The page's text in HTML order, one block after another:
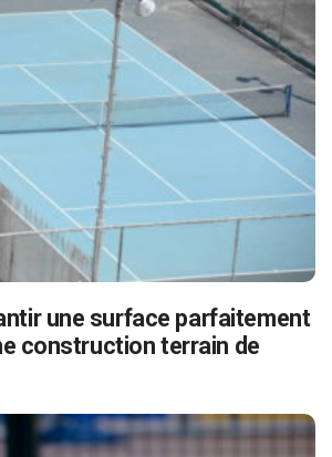
une surface parfaitement
construction terrain de